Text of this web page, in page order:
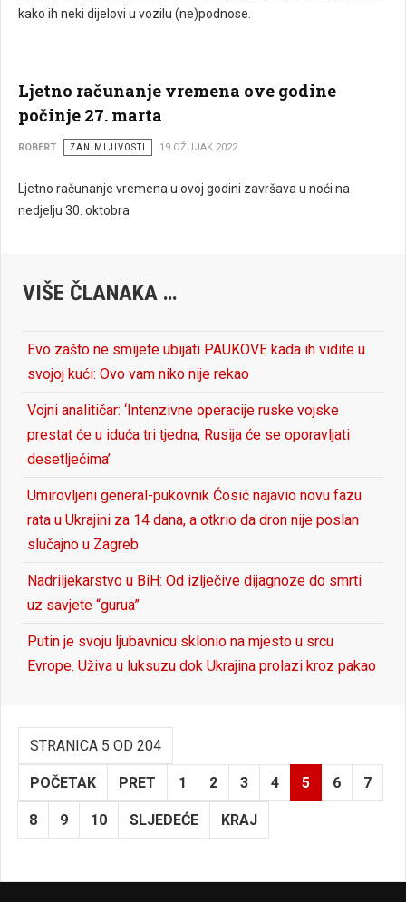
kako ih neki dijelovi u vozilu (ne)podnose.
Ljetno računanje vremena ove godine
počinje 27. marta
ROBERT ZANIMLJIVOSTI 19 OŽUJAK 2022
Ljetno računanje vremena u ovoj godini završava u noći na
nedjelju 30. oktobra
VIŠE ČLANAKA …
Evo zašto ne smijete ubijati PAUKOVE kada ih vidite u
svojoj kući: Ovo vam niko nije rekao
Vojni analitičar: ‘Intenzivne operacije ruske vojske
prestat će u iduća tri tjedna, Rusija će se oporavljati
desetljećima’
Umirovljeni general-pukovnik Ćosić najavio novu fazu
rata u Ukrajini za 14 dana, a otkrio da dron nije poslan
slučajno u Zagreb
Nadriljekarstvo u BiH: Od izlječive dijagnoze do smrti
uz savjete “gurua”
Putin je svoju ljubavnicu sklonio na mjesto u srcu
Evrope. Uživa u luksuzu dok Ukrajina prolazi kroz pakao
STRANICA 5 OD 204
POČETAK PRET 1 2 3 4 5 6 7
8 9 10 SLJEDEĆE KRAJ